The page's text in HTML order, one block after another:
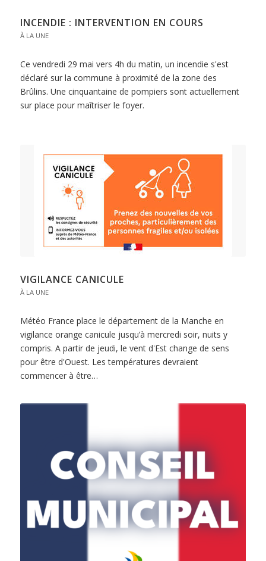
INCENDIE : INTERVENTION EN COURS
À LA UNE
Ce vendredi 29 mai vers 4h du matin, un incendie s'est
déclaré sur la commune à proximité de la zone des
Brûlins. Une cinquantaine de pompiers sont actuellement
sur place pour maîtriser le foyer.
VIGILANCE CANICULE
À LA UNE
Météo France place le département de la Manche en
vigilance orange canicule jusqu’à mercredi soir, nuits y
compris. A partir de jeudi, le vent d'Est change de sens
pour être d'Ouest. Les températures devraient
commencer à être…